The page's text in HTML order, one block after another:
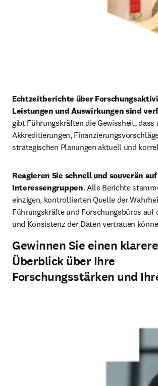
Echtzeitberichte über
Leistungen und Auswirkungen sind
gibt Führungskräften die Gewissheit, dass
Akkreditierungen,
strategischen Planungen aktuell und
Reagieren Sie schnell und souverän
Interessengruppen. Alle Berichte
einzigen, kontrollierten Quelle der
Führungskräfte und Forschungsbüros auf
und Konsistenz der Daten vertrauen
Gewinnen Sie einen
Überblick über Ihre
Forschungsstärken und